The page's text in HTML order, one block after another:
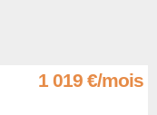
1 019 €/mois